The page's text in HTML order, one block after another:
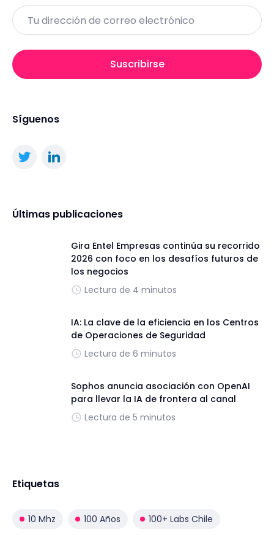
Email
Suscribirse
Síguenos
Últimas publicaciones
Gira Entel Empresas continúa su recorrido
2026 con foco en los desafíos futuros de
los negocios
Lectura de 4 minutos
IA: La clave de la eficiencia en los Centros
de Operaciones de Seguridad
Lectura de 6 minutos
Sophos anuncia asociación con OpenAI
para llevar la IA de frontera al canal
Lectura de 5 minutos
Etiquetas
10 Mhz 100 Años 100+ Labs Chile